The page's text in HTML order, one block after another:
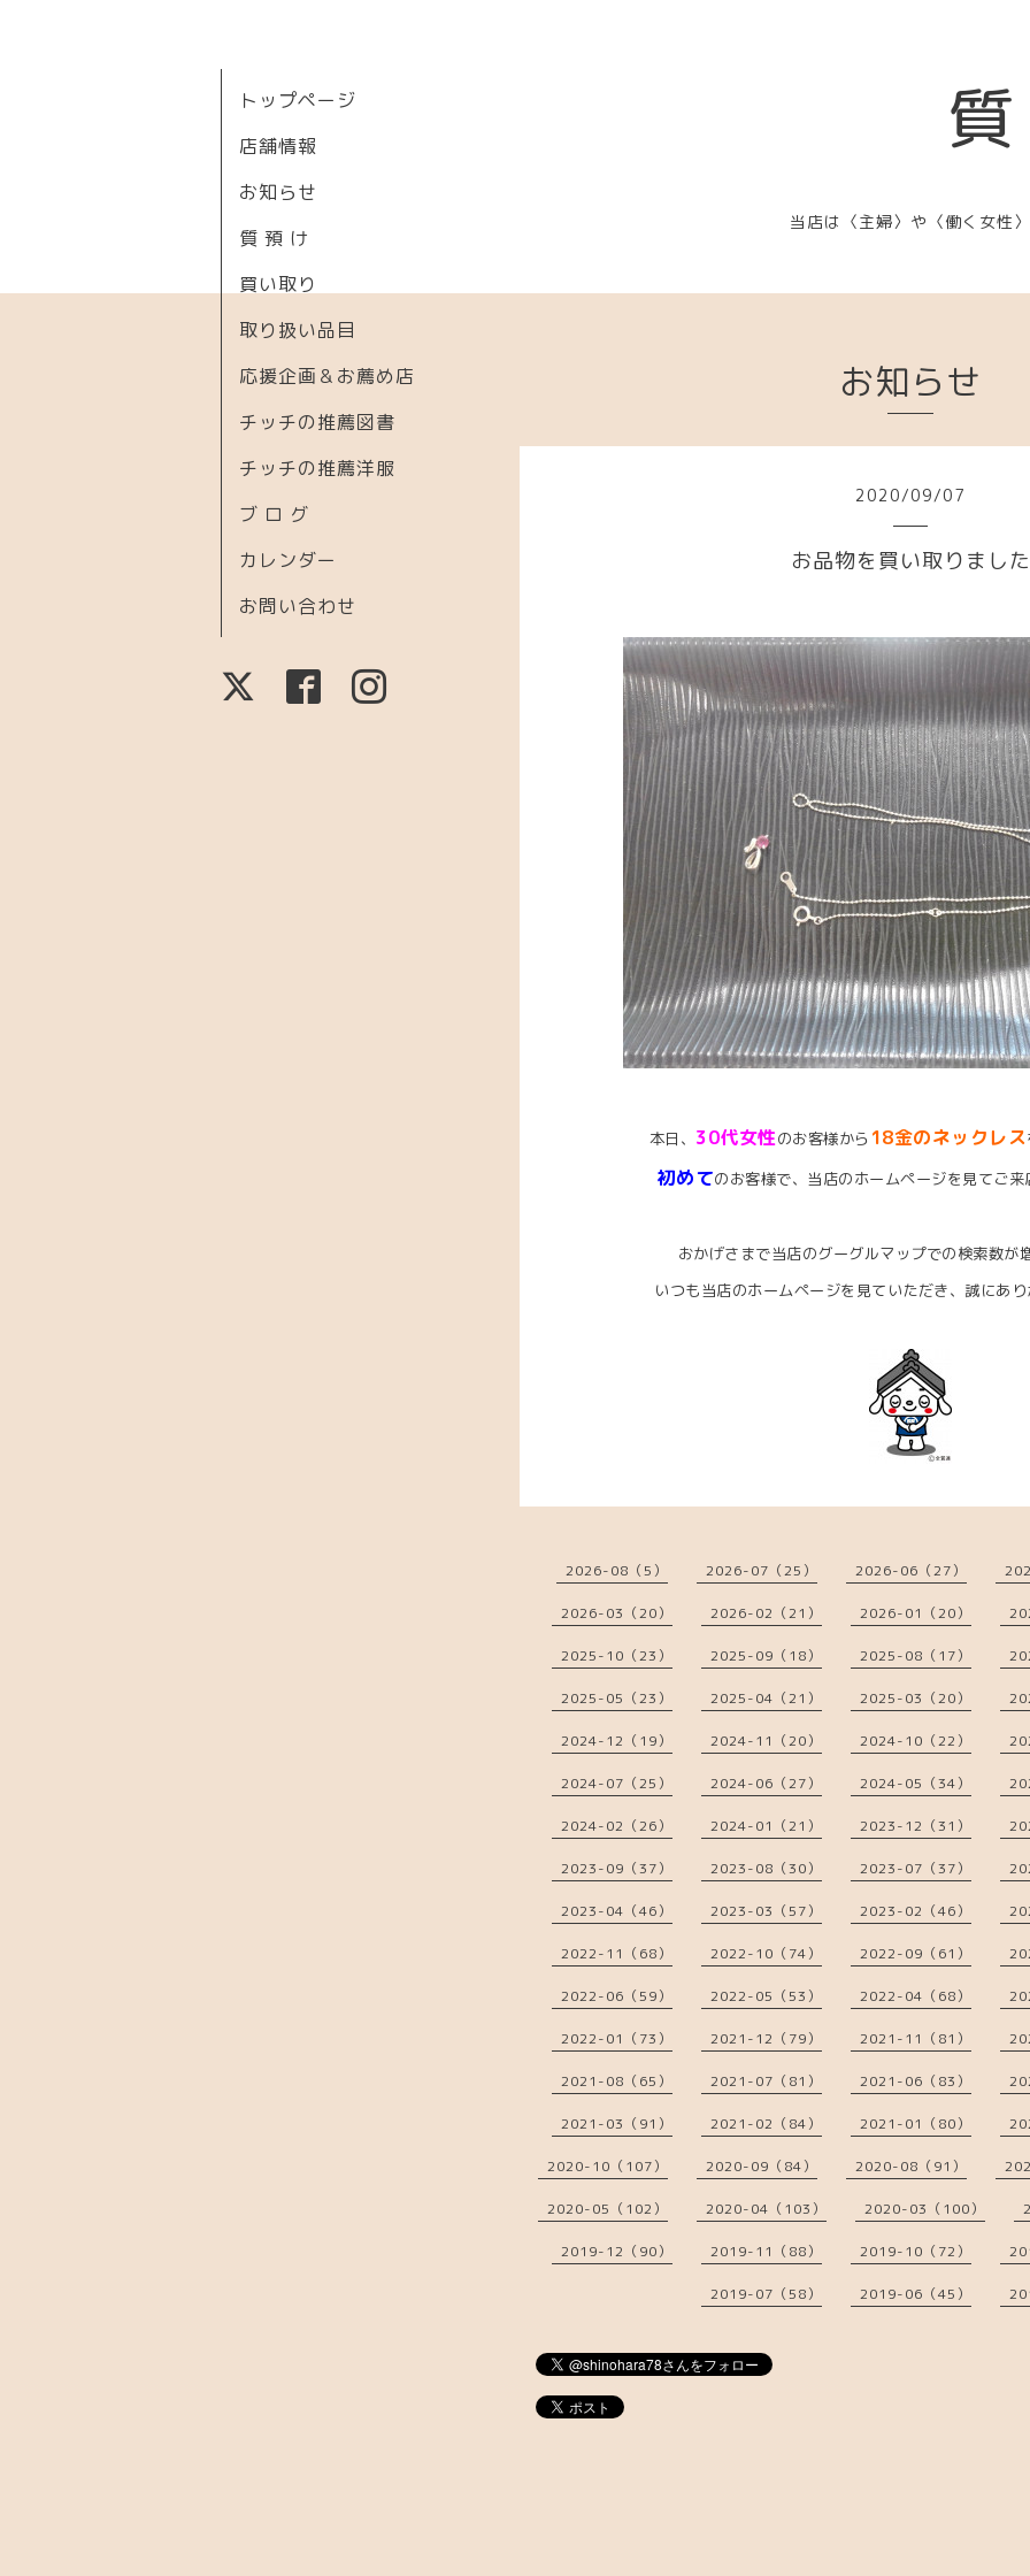
当店は〈主婦〉や〈働く女性
トップページ
店舗情報
お知らせ
質 預 け
買い取り
取り扱い品目
応援企画＆お薦め店
チッチの推薦図書
チッチの推薦洋服
ブ ロ グ
カレンダー
お問い合わせ
お知らせ
2020/09/07
お品物を買い取りました
本日、 30代女性のお客様から 18金のネックレス
初めてのお客様で、当店のホームページを見てご
おかげさまで当店のグーグルマップでの検索数が
いつも当店のホームページを見ていただき、誠にあ
2026-08（5） 2026-07（25） 2026-06（27）
2026-03（20） 2026-02（21） 2026-01（20）
2025-10（23） 2025-09（18） 2025-08（17）
2025-05（23） 2025-04（21） 2025-03（20）
2024-12（19） 2024-11（20） 2024-10（22）
2024-07（25） 2024-06（27） 2024-05（34）
2024-02（26） 2024-01（21） 2023-12（31）
2023-09（37） 2023-08（30） 2023-07（37）
2023-04（46） 2023-03（57） 2023-02（46）
2022-11（68） 2022-10（74） 2022-09（61）
2022-06（59） 2022-05（53） 2022-04（68）
2022-01（73） 2021-12（79） 2021-11（81）
2021-08（65） 2021-07（81） 2021-06（83）
2021-03（91） 2021-02（84） 2021-01（80）
2020-10（107） 2020-09（84） 2020-08（91）
2020-05（102） 2020-04（103） 2020-03（100）
2019-12（90） 2019-11（88） 2019-10（72）
2019-07（58） 2019-06（45）